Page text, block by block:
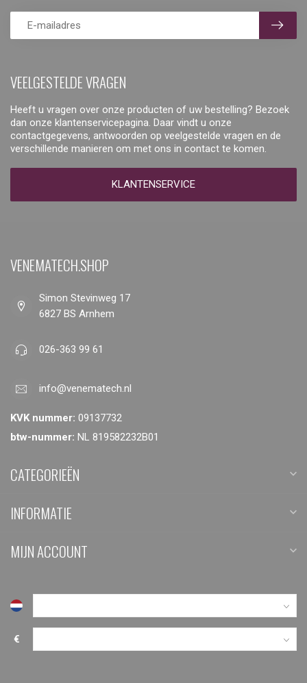
VEELGESTELDE VRAGEN
Heeft u vragen over onze producten of uw bestelling? Bezoek
dan onze klantenservicepagina. Daar vindt u onze
contactgegevens, antwoorden op veelgestelde vragen en de
verschillende manieren om met ons in contact te komen.
KLANTENSERVICE
VENEMATECH.SHOP
Simon Stevinweg 17
6827 BS Arnhem
026-363 99 61
info@venematech.nl
KVK nummer: 09137732
btw-nummer: NL 819582232B01
CATEGORIEËN
INFORMATIE
MIJN ACCOUNT
€